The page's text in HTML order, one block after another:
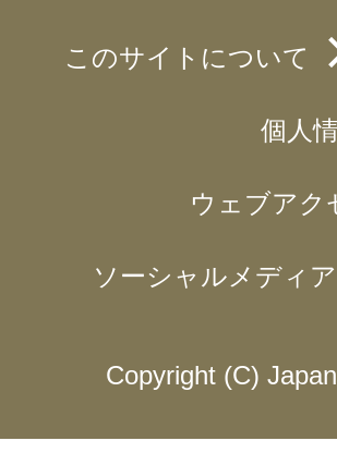
このサイトについて
個人
ウェブアク
ソーシャルメディ
Copyright (C)